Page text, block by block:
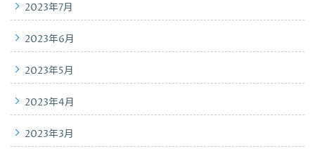
2023年7月
2023年6月
2023年5月
2023年4月
2023年3月